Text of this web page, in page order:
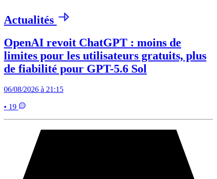
Actualités
OpenAI revoit ChatGPT : moins de
limites pour les utilisateurs gratuits, plus
de fiabilité pour GPT-5.6 Sol
06/08/2026 à 21:15
• 19